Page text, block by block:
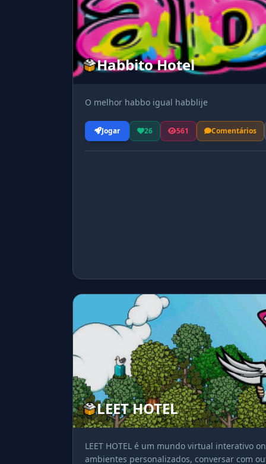
Habbito Hotel
O melhor habbo igual habblije
Jogar 26 561 Comentários
LEET HOTEL
LEET HOTEL é um mundo virtual interativo
ambientes personalizados, conversar com